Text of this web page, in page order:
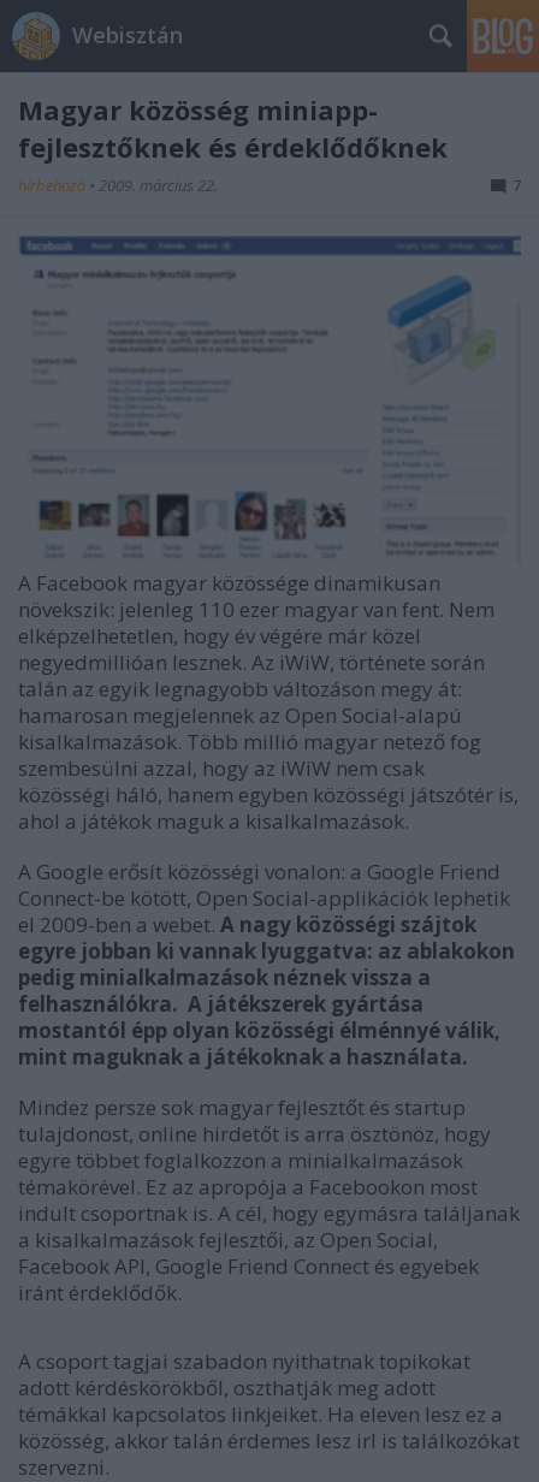
Webisztán
Magyar közösség miniapp-
fejlesztőknek és érdeklődőknek
hírbehozó • 2009. március 22. 7
A Facebook magyar közössége dinamikusan
növekszik: jelenleg 110 ezer magyar van fent. Nem
elképzelhetetlen, hogy év végére már közel
negyedmillióan lesznek. Az iWiW, története során
talán az egyik legnagyobb változáson megy át:
hamarosan megjelennek az Open Social-alapú
kisalkalmazások. Több millió magyar netező fog
szembesülni azzal, hogy az iWiW nem csak
közösségi háló, hanem egyben közösségi játszótér is,
ahol a játékok maguk a kisalkalmazások.
A Google erősít közösségi vonalon: a Google Friend
Connect-be kötött, Open Social-applikációk lephetik
el 2009-ben a webet. A nagy közösségi szájtok
egyre jobban ki vannak lyuggatva: az ablakokon
pedig minialkalmazások néznek vissza a
felhasználókra. A játékszerek gyártása
mostantól épp olyan közösségi élménnyé válik,
mint maguknak a játékoknak a használata.
Mindez persze sok magyar fejlesztőt és startup
tulajdonost, online hirdetőt is arra ösztönöz, hogy
egyre többet foglalkozzon a minialkalmazások
témakörével. Ez az apropója a Facebookon most
indult csoportnak is. A cél, hogy egymásra találjanak
a kisalkalmazások fejlesztői, az Open Social,
Facebook API, Google Friend Connect és egyebek
iránt érdeklődők.
A csoport tagjai szabadon nyithatnak topikokat
adott kérdéskörökből, oszthatják meg adott
témákkal kapcsolatos linkjeiket. Ha eleven lesz ez a
közösség, akkor talán érdemes lesz irl is találkozókat
szervezni.